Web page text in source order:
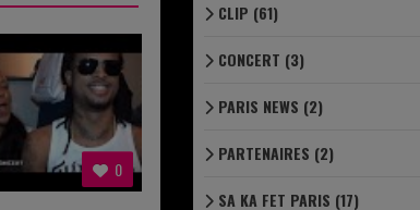
0
CLIP (61)
CONCERT (3)
PARIS NEWS (2)
PARTENAIRES (2)
SA KA FET PARIS (17)